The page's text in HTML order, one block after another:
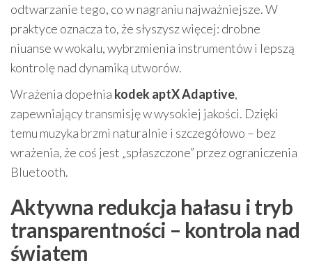
odtwarzanie tego, co w nagraniu najważniejsze. W
praktyce oznacza to, że słyszysz więcej: drobne
niuanse w wokalu, wybrzmienia instrumentów i lepszą
kontrolę nad dynamiką utworów.
Wrażenia dopełnia kodek aptX Adaptive,
zapewniający transmisję w wysokiej jakości. Dzięki
temu muzyka brzmi naturalnie i szczegółowo – bez
wrażenia, że coś jest „spłaszczone” przez ograniczenia
Bluetooth.
Aktywna redukcja hałasu i tryb
transparentności – kontrola nad
światem